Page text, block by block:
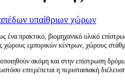
ένα πρακτικό, βιομηχανικό υλικό
χώρους εμπορικών κέντρων, χώρους
ακόμη και στην επίστρωση
επιτρέπεται η περιστασιακή